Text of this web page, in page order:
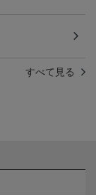
すべて見る